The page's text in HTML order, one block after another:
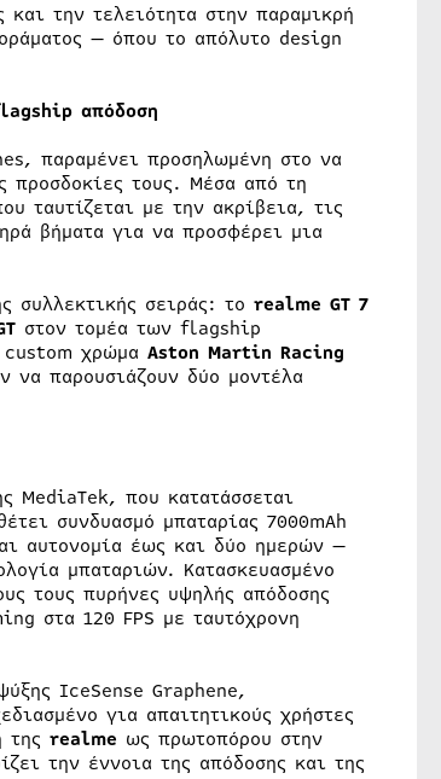
την τελειότητα στην παραμικρή
— όπου το απόλυτο design
απόδοση
παραμένει προσηλωμένη στο να
προσδοκίες τους. Μέσα από τη
ταυτίζεται με την ακρίβεια, τις
βήματα για να προσφέρει μια
συλλεκτικής σειράς: το realme GT 7
στον τομέα των flagship
χρώμα Aston Martin Racing
να παρουσιάζουν δύο μοντέλα
που κατατάσσεται
συνδυασμό μπαταρίας 7000mAh
αυτονομία έως και δύο ημερών —
μπαταριών. Κατασκευασμένο
τους πυρήνες υψηλής απόδοσης
στα 120 FPS με ταυτόχρονη
IceSense Graphene,
για απαιτητικούς χρήστες
της realme ως πρωτοπόρου στην
την έννοια της απόδοσης και της